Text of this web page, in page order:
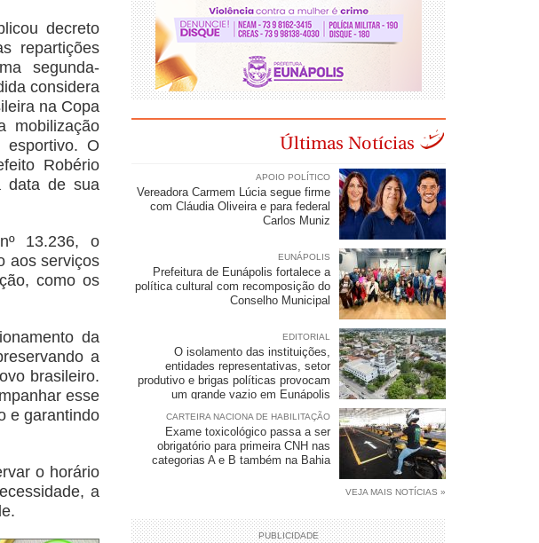
decreto
repartições
segunda-
considera
na Copa
mobilização
O
Robério
data de sua
13.236, o
aos serviços
como os
da
a
brasileiro.
esse
e garantindo
o horário
a
Últimas Notícias
APOIO POLÍTICO
Vereadora Carmem Lúcia segue firme
com Cláudia Oliveira e para federal
Carlos Muniz
EUNÁPOLIS
Prefeitura de Eunápolis fortalece a
política cultural com recomposição do
Conselho Municipal
EDITORIAL
O isolamento das instituições,
entidades representativas, setor
produtivo e brigas políticas provocam
um grande vazio em Eunápolis
CARTEIRA NACIONA DE HABILITAÇÃO
Exame toxicológico passa a ser
obrigatório para primeira CNH nas
categorias A e B também na Bahia
VEJA MAIS NOTÍCIAS »
PUBLICIDADE